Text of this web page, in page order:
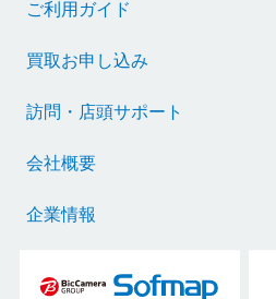
ご利用ガイド
買取お申し込み
訪問・店頭サポート
会社概要
企業情報